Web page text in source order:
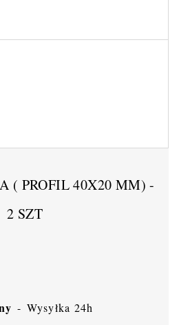
( PROFIL 40X20 MM) -
2 SZT
Wysyłka 24h